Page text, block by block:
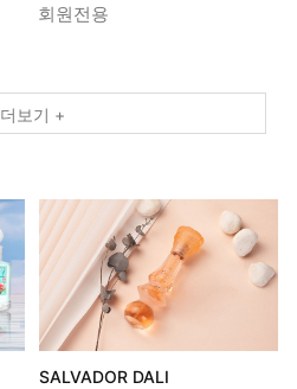
회원전용
더보기 +
SALVADOR DALI